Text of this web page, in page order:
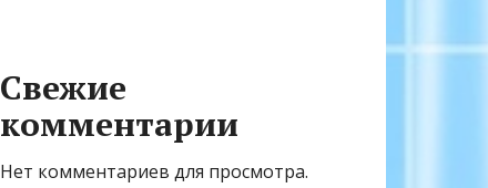
Свежие
комментарии
Нет комментариев для просмотра.